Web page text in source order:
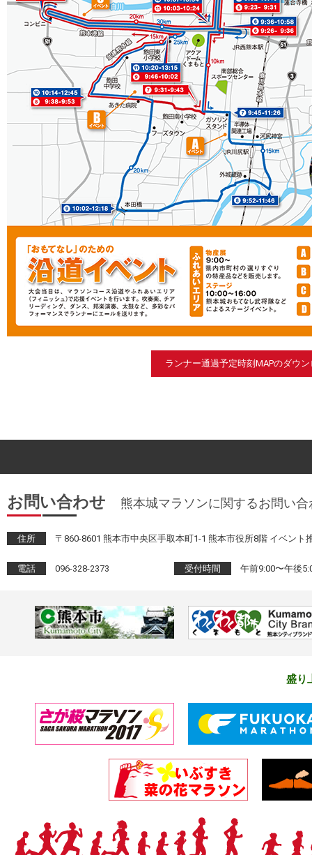
ランナー通過予定時刻MAPのダウ
お問い合わせ 熊本城マラソンに関するお問い
住所 〒860-8601 熊本市中央区手取本町1-1 熊本市役所8階 イベント
電話 096-328-2373 受付時間 午前9:00〜午後
盛り